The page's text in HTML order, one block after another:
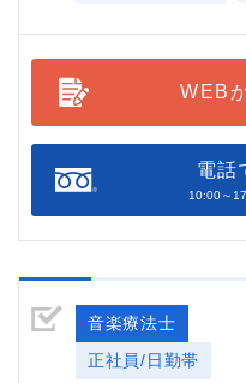
WEB
電話
10:00～
音楽療法士
正社員/日勤帯